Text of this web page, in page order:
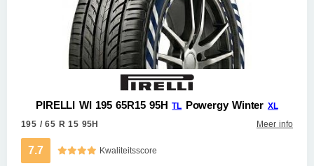
PIRELLI WI 195 65R15 95HTL Powergy Winter XL
195 / 65 R 15 95H
Meer info
7.7 Kwaliteitsscore